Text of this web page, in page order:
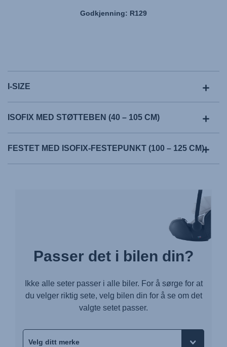
Godkjenning: R129
I-SIZE
ISOFIX MED STØTTEBEN (40 – 105 CM)
FESTET MED ISOFIX-FESTEPUNKT (100 – 125 CM)
Passer det i bilen din?
Ikke alle seter passer i alle biler. For å sørge for at
du velger riktig sete, velg bilen din for å se om det
valgte setet passer.